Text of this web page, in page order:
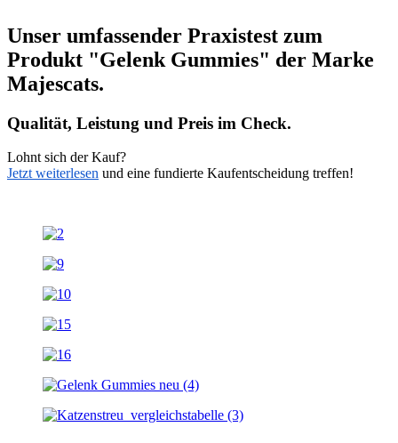
Unser umfassender Praxistest zum
Produkt "Gelenk Gummies" der Marke
Majescats.
Qualität, Leistung und Preis im Check.
Lohnt sich der Kauf?
Jetzt weiterlesen und eine fundierte Kaufentscheidung treffen!